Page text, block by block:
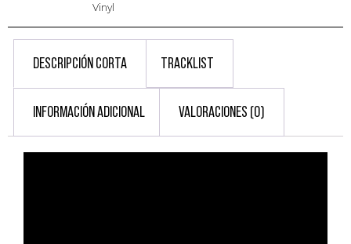
Vinyl
DESCRIPCIÓN CORTA TRACKLIST
INFORMACIÓN ADICIONAL VALORACIONES (0)